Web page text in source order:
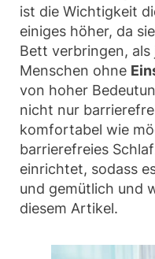
ist die Wichtigkeit
einiges höher, da
Bett verbringen,
Menschen ohne
von hoher
nicht nur
komfortabel wie
barrierefreies
einrichtet, sodass
und gemütlich und
diesem Artikel.